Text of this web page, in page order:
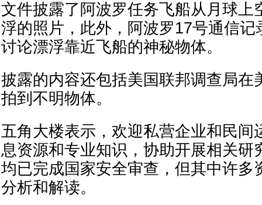
文件披露了阿波罗任务飞船从月球上
浮的照片，此外，阿波罗17号通信记
讨论漂浮靠近飞船的神秘物体。
披露的内容还包括美国联邦调查局在
拍到不明物体。
五角大楼表示，欢迎私营企业和民间
息资源和专业知识，协助开展相关研
均已完成国家安全审查，但其中许多
分析和解读。